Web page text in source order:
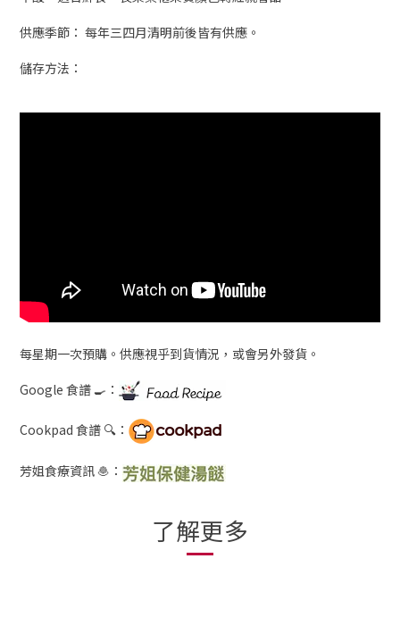
供應季節： 每年三四月清明前後皆有供應。
儲存方法：
每星期一次預購。供應視乎到貨情況，或會另外發貨。
Google 食譜 🍳：
Cookpad 食譜 🔍：
芳姐食療資訊 🧆：
了解更多